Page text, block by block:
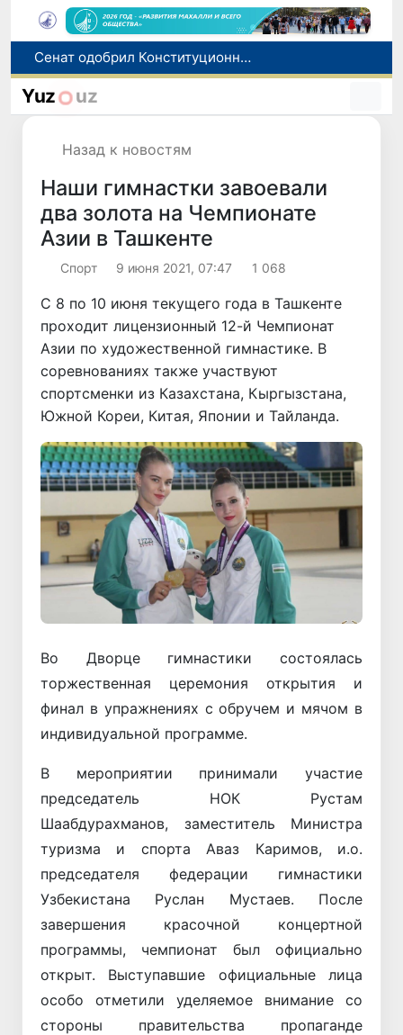
В Ташкенте задержали подозреваемых в распространении крупной партии наркотиков
В Узбекистане упростят назначение пенсий по инвалидности
Yuz uz
Назад к новостям
Наши гимнастки завоевали
два золота на Чемпионате
Азии в Ташкенте
Спорт 9 июня 2021, 07:47 1 068
С 8 по 10 июня текущего года в Ташкенте
проходит лицензионный 12-й Чемпионат
Азии по художественной гимнастике. В
соревнованиях также участвуют
спортсменки из Казахстана, Кыргызстана,
Южной Кореи, Китая, Японии и Тайланда.
Во Дворце гимнастики состоялась
торжественная церемония открытия и
финал в упражнениях с обручем и мячом в
индивидуальной программе.
В мероприятии принимали участие
председатель НОК Рустам
Шаабдурахманов, заместитель Министра
туризма и спорта Аваз Каримов, и.о.
председателя федерации гимнастики
Узбекистана Руслан Мустаев. После
завершения красочной концертной
программы, чемпионат был официально
открыт. Выступавшие официальные лица
особо отметили уделяемое внимание со
стороны правительства пропаганде